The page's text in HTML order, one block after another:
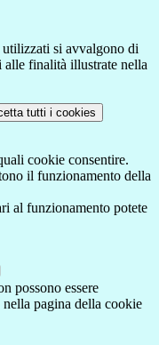
si avvalgono di
alle finalità illustrate nella
tutti i cookies
cookie consentire.
il funzionamento della
al funzionamento potete
possono essere
pagina della cookie